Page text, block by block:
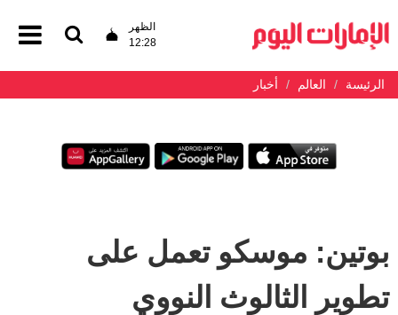
الظهر
12:28
الرئيسة العالم أخبار
بوتين: موسكو تعمل على
تطوير الثالوث النووي